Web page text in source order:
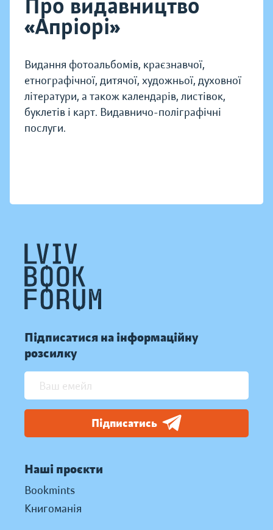
Про видавництво
«Апріорі»
Видання фотоальбомів, краєзнавчої,
етнографічної, дитячої, художньої, духовної
літератури, а також календарів, листівок,
буклетів і карт. Видавничо-поліграфічні
послуги.
Підписатися на інформаційну
розсилку
Підписатись
Наші проєкти
Bookmints
Книгоманія